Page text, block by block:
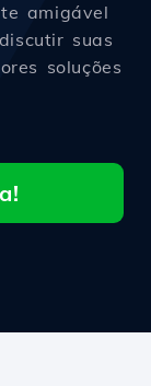
amigável
suas
soluções